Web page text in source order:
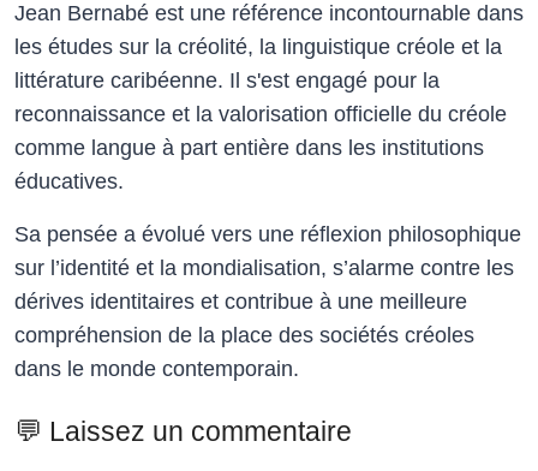
Jean Bernabé est une référence incontournable dans
les études sur la créolité, la linguistique créole et la
littérature caribéenne. Il s'est engagé pour la
reconnaissance et la valorisation officielle du créole
comme langue à part entière dans les institutions
éducatives.
Sa pensée a évolué vers une réflexion philosophique
sur l’identité et la mondialisation, s’alarme contre les
dérives identitaires et contribue à une meilleure
compréhension de la place des sociétés créoles
dans le monde contemporain.
💬 Laissez un commentaire